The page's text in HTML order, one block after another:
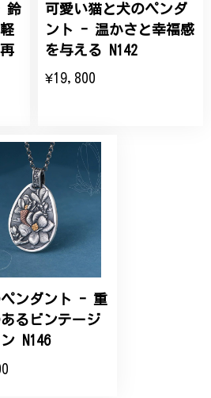
ひなげしの花のブローチ ご褒美 プレゼント C020
27
、母へのプレゼント用に購入さ
実際に目にすると 華美すぎず
メージ以上にとても素敵な1点
ダーメイド】オリジナルリング
16
かい調整に何度も対応していた
いました。
20
イズ直しも料金に含まれてお
鈴
可愛い猫と犬のペンダ
ント - 温かさと幸福感
を与える N142
¥19,800
ペンダント - 重
るビンテージ
N146